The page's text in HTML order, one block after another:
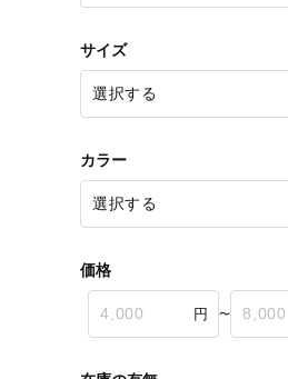
サイズ
カラー
価格
〜